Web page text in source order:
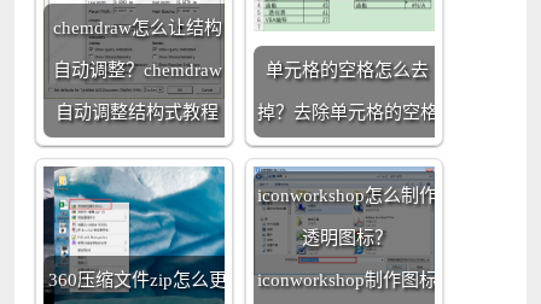
chemdraw怎么让结构
自动调整？chemdraw
自动调整结构式教程
单元格的空格怎么去
掉？去除单元格的空格
360压缩文件zip怎么更
iconworkshop怎么制作
透明图标？
iconworkshop制作图标